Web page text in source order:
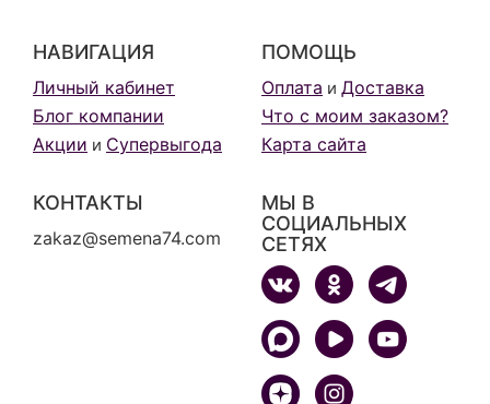
НАВИГАЦИЯ
Личный кабинет
Блог компании
Акции и Супервыгода
ПОМОЩЬ
Оплата и Доставка
Что с моим заказом?
Карта сайта
КОНТАКТЫ
zakaz@semena74.com
МЫ В
СОЦИАЛЬНЫХ
СЕТЯХ